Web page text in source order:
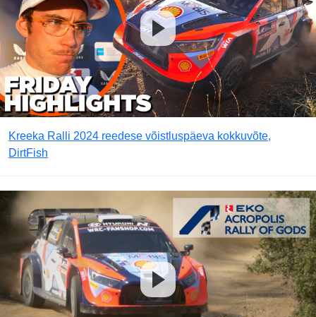
Kreeka Ralli 2024 reedese võistluspäeva kokkuvõte,
DirtFish